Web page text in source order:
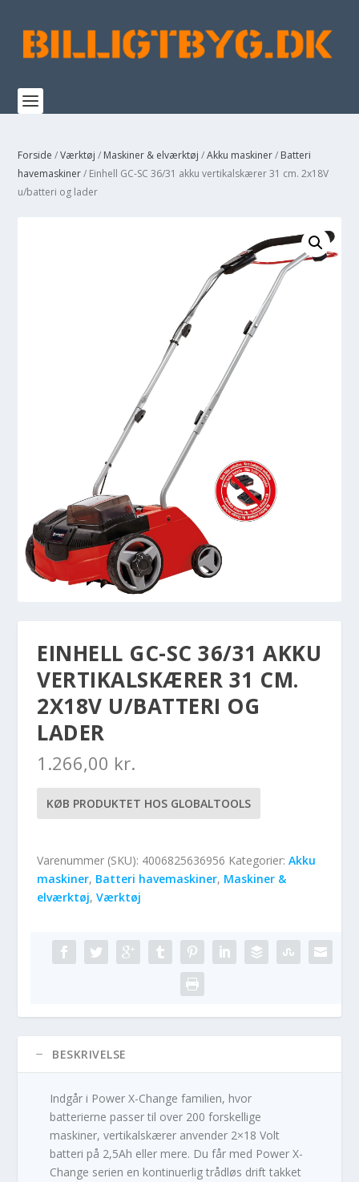
Forside /Værktøj / Maskiner & elværktøj /Akku maskiner/ Batteri
havemaskiner/ Einhell GC-SC 36/31 akku vertikalskærer 31 cm. 2x18V
u/batteri og lader
EINHELL GC-SC 36/31 AKKU
VERTIKALSKÆRER 31 CM.
2X18V U/BATTERI OG
LADER
1.266,00 kr.
KØB PRODUKTET HOS GLOBALTOOLS
Varenummer (SKU): 4006825636956 Kategorier:Akku
maskiner, Batteri havemaskiner, Maskiner &
elværktøj,Værktøj
BESKRIVELSE
Indgår i Power X-Change familien, hvor
batterierne passer til over 200 forskellige
maskiner, vertikalskærer anvender 2×18 Volt
batteri på 2,5Ah eller mere. Du får med Power X-
Change serien en kontinuerlig trådløs drift takket